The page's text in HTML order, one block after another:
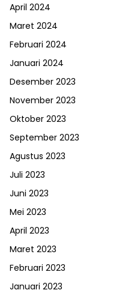
April 2024
Maret 2024
Februari 2024
Januari 2024
Desember 2023
November 2023
Oktober 2023
September 2023
Agustus 2023
Juli 2023
Juni 2023
Mei 2023
April 2023
Maret 2023
Februari 2023
Januari 2023